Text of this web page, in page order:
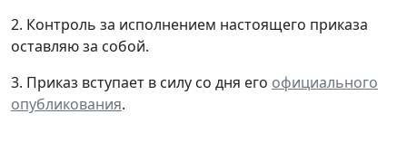
2. Контроль за исполнением настоящего приказа
оставляю за собой.
3. Приказ вступает в силу со дня его официального
опубликования.